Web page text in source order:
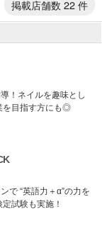
掲載店舗数 22 件
！ネイルを趣味とし
を目指す方にも◎
で “英語力＋α”の力を
試験も実施！